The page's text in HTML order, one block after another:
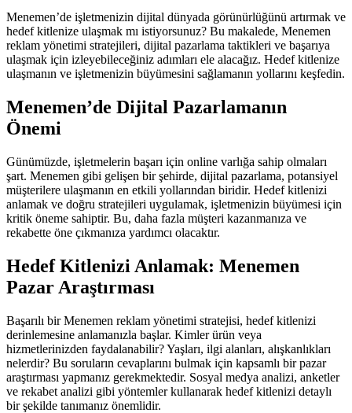
Menemen’de işletmenizin dijital dünyada görünürlüğünü artırmak ve
hedef kitlenize ulaşmak mı istiyorsunuz? Bu makalede, Menemen
reklam yönetimi stratejileri, dijital pazarlama taktikleri ve başarıya
ulaşmak için izleyebileceğiniz adımları ele alacağız. Hedef kitlenize
ulaşmanın ve işletmenizin büyümesini sağlamanın yollarını keşfedin.
Menemen’de Dijital Pazarlamanın
Önemi
Günümüzde, işletmelerin başarı için online varlığa sahip olmaları
şart. Menemen gibi gelişen bir şehirde, dijital pazarlama, potansiyel
müşterilere ulaşmanın en etkili yollarından biridir. Hedef kitlenizi
anlamak ve doğru stratejileri uygulamak, işletmenizin büyümesi için
kritik öneme sahiptir. Bu, daha fazla müşteri kazanmanıza ve
rekabette öne çıkmanıza yardımcı olacaktır.
Hedef Kitlenizi Anlamak: Menemen
Pazar Araştırması
Başarılı bir Menemen reklam yönetimi stratejisi, hedef kitlenizi
derinlemesine anlamanızla başlar. Kimler ürün veya
hizmetlerinizden faydalanabilir? Yaşları, ilgi alanları, alışkanlıkları
nelerdir? Bu soruların cevaplarını bulmak için kapsamlı bir pazar
araştırması yapmanız gerekmektedir. Sosyal medya analizi, anketler
ve rekabet analizi gibi yöntemler kullanarak hedef kitlenizi detaylı
bir şekilde tanımanız önemlidir.